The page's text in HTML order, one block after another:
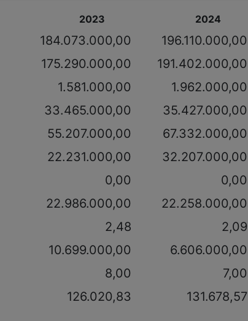
2023 2024
184.073.000,00 196.110.000,00
175.290.000,00 191.402.000,00
1.581.000,00 1.962.000,00
33.465.000,00 35.427.000,00
55.207.000,00 67.332.000,00
22.231.000,00 32.207.000,00
0,00 0,00
22.986.000,00 22.258.000,00
2,48 2,09
10.699.000,00 6.606.000,00
8,00 7,00
126.020,83 131.678,57